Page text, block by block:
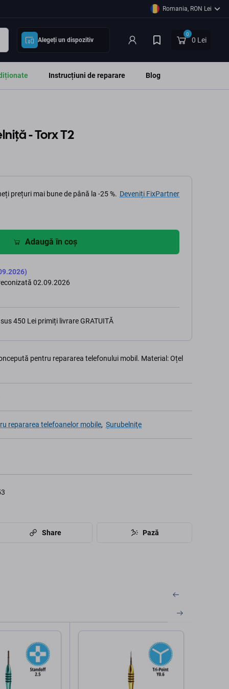
Romania, RON Lei
Alegeți un dispozitiv
0
0 Lei
Instrucțiuni de reparare Blog
- Torx T2
prețuri mai bune de până la -25 %. Deveniți FixPartner
Adaugă în coș
02.09.2026
450 Lei primiți livrare GRATUITĂ
pentru repararea telefonului mobil. Material: Oțel
repararea telefoanelor mobile, Şurubelniţe
Share Pază